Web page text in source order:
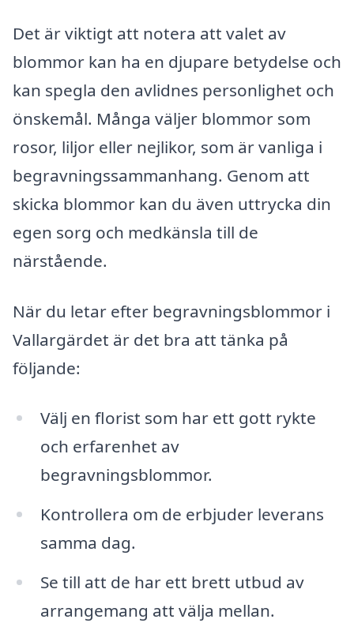
Det är viktigt att notera att valet av
blommor kan ha en djupare betydelse och
kan spegla den avlidnes personlighet och
önskemål. Många väljer blommor som
rosor, liljor eller nejlikor, som är vanliga i
begravningssammanhang. Genom att
skicka blommor kan du även uttrycka din
egen sorg och medkänsla till de
närstående.
När du letar efter begravningsblommor i
Vallargärdet är det bra att tänka på
följande:
Välj en florist som har ett gott rykte
och erfarenhet av
begravningsblommor.
Kontrollera om de erbjuder leverans
samma dag.
Se till att de har ett brett utbud av
arrangemang att välja mellan.